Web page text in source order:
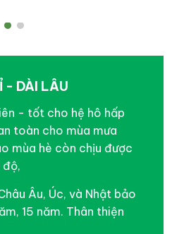
- DÀI LÂU
- tốt cho hệ hô hấp
toàn cho mùa mưa
mùa hè còn chịu được
độ,
Âu, Úc, và Nhật bảo
15 năm. Thân thiện